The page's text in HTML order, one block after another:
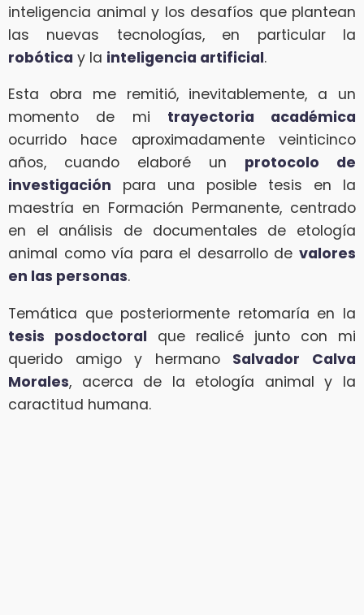
inteligencia animal y los desafíos que plantean
las nuevas tecnologías, en particular la
robótica y la inteligencia artificial.
Esta obra me remitió, inevitablemente, a un
momento de mi trayectoria académica
ocurrido hace aproximadamente veinticinco
años, cuando elaboré un protocolo de
investigación para una posible tesis en la
maestría en Formación Permanente, centrado
en el análisis de documentales de etología
animal como vía para el desarrollo de valores
en las personas.
Temática que posteriormente retomaría en la
tesis posdoctoral que realicé junto con mi
querido amigo y hermano Salvador Calva
Morales, acerca de la etología animal y la
caractitud humana.